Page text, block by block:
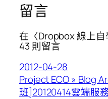
留言
在〈Dropbox 線上
43 則留言
2012-04-28
Project ECO » Blog
班]20120414雲端服